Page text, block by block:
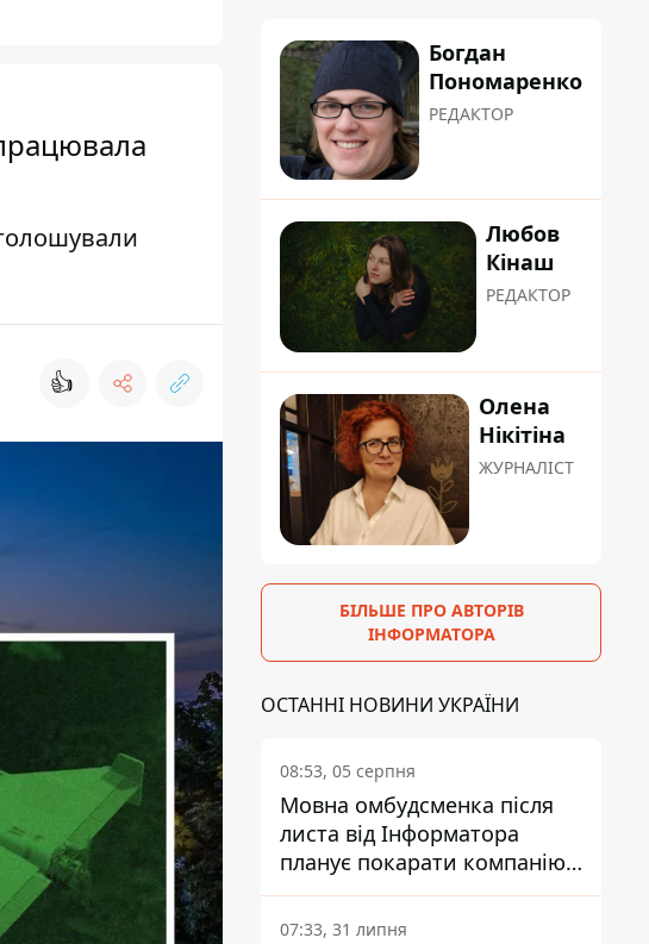
👍
Богдан
Пономаренко
РЕДАКТОР
Любов
Кінаш
РЕДАКТОР
Олена
Нікітіна
ЖУРНАЛІСТ
БІЛЬШЕ ПРО АВТОРІВ
ІНФОРМАТОРА
ОСТАННІ НОВИНИ УКРАЇНИ
08:53, 05 серпня
Мовна омбудсменка після
листа від Інформатора
планує покарати компанію-
підрядника ПриватБанку
07:33, 31 липня